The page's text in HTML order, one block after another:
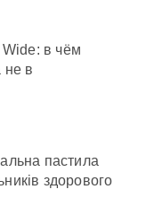
Wide: в чём
не в
пастила
здорового